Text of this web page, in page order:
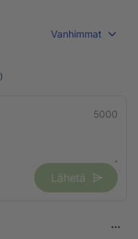
Vanhimmat
)
5000
Lähetä